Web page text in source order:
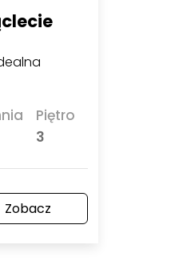
Piętro
3
Zobacz